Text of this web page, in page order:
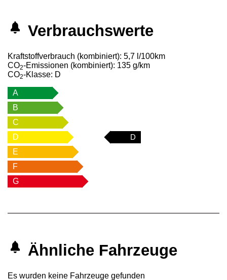
Verbrauchswerte
Kraftstoffverbrauch (kombiniert): 5,7 l/100km
CO2-Emissionen (kombiniert): 135 g/km
CO2-Klasse: D
A
B
C
D
D
E
F
G
Ähnliche Fahrzeuge
Es wurden keine Fahrzeuge gefunden